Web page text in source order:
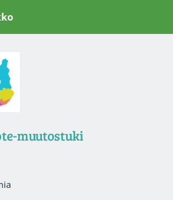
sote-muutostuki
muutostuki